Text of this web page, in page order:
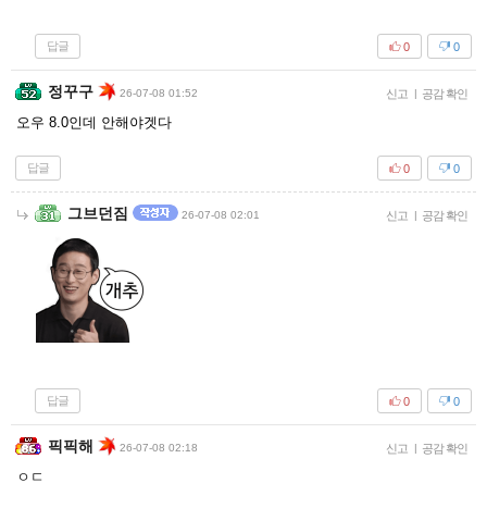
답글 0
0
정꾸구 26-07-08 01:52 신고 | 공감 확인
오우 8.0인데 안해야겟다
답글 0
0
그브던짐 26-07-08 02:01 신고 | 공감 확인
답글 0
0
픽픽해 26-07-08 02:18 신고 | 공감 확인
ㅇㄷ